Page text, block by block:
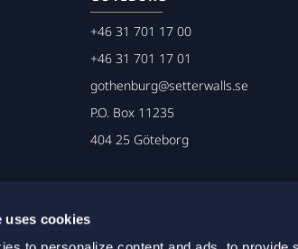
uses cookies
+46 31 701 17 00
+46 31 701 17 01
gothenburg@setterwalls.se
P.O. Box 11235
404 25 Göteborg